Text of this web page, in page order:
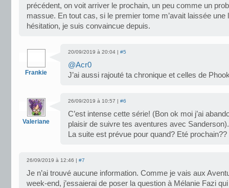
précédent, on voit arriver le prochain, un peu comme un
massue. En tout cas, si le premier tome m’avait laissée une
hésitation, je suis convaincue depuis.
Frankie
20/09/2019 à 20:04 | #5
@Acr0
J’ai aussi rajouté ta chronique et celles de
Valeriane
26/09/2019 à 10:57 | #6
C’est intense cette série! (Bon ok moi j’ai
plaisir de suivre tes aventures avec Sanderson).
La suite est prévue pour quand? Eté prochain??
26/09/2019 à 12:46 | #7
Je n’ai trouvé aucune information. Comme je vais aux
week-end, j’essaierai de poser la question à Mélanie Fazi